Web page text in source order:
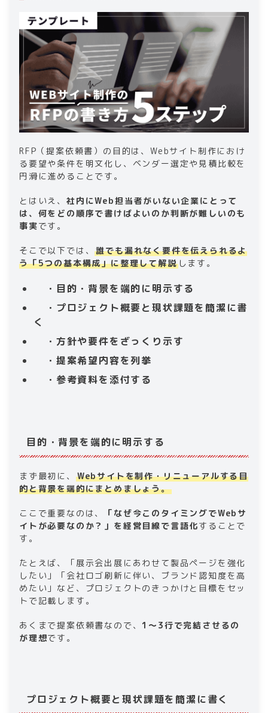
RFP（提案依頼書）の目的は、Webサイト制作におけ
る要望や条件を明文化し、ベンダー選定や見積比較を
円滑に進めることです。
とはいえ、 社内にWeb担当者がいない企業にとって
は、何をどの順序で書けばよいのか判断が難しいのも
事実です。
そこで以下では、誰でも漏れなく要件を伝えられるよ
う「5つの基本構成」に整理して解説します。
・目的・背景を端的に明示する
・プロジェクト概要と現状課題を簡潔に書
く
・方針や要件をざっくり示す
・提案希望内容を列挙
・参考資料を添付する
目的・背景を端的に明示する
まず最初に、
Webサイトを制作・リニューアルする目
的と背景を端的にまとめましょう。
ここで重要なのは、
「なぜ今このタイミングでWebサ
イトが必要なのか？」を経営目線で言語化することで
す。
たとえば、「展示会出展にあわせて製品ページを強化
したい」「会社ロゴ刷新に伴い、ブランド認知度を高
めたい」など、プロジェクトのきっかけと目標をセッ
トで記載します。
あくまで提案依頼書なので、 1〜3行で完結させるの
が理想です。
プロジェクト概要と現状課題を簡潔に書く